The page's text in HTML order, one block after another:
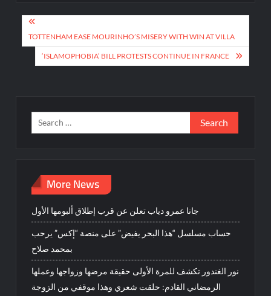
Post
navigation
TOTTENHAM EASE MOURINHO’S MISERY WITH WIN AT VILLA
‘ISLAMOPHOBIA’ BILL PROTESTS CONTINUE IN FRANCE
Search
for:
More News
جانا عمرو دياب تعلن عن قرب إطلاق ألبومها الأول
حساب مسلسل “هذا البحر يفيض” على منصة “إكس” يرحب
بمحمد صلاح
نور الغندور تكشف للمرة الأولى حقيقة مرضها وزواجها وعملها
الرمضاني القادم: حلقت شعري وهذا موقفي من الزوجة